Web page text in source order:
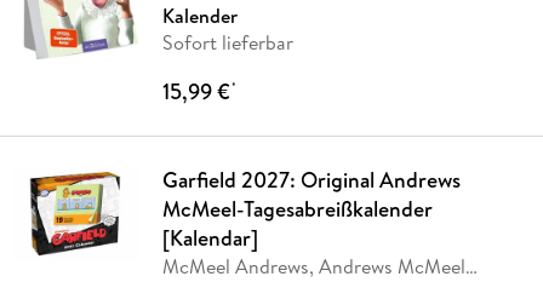
Kalender
Sofort lieferbar
15,99 €*
Garfield 2027: Original Andrews
McMeel-Tagesabreißkalender
[Kalendar]
McMeel Andrews, Andrews McMeel